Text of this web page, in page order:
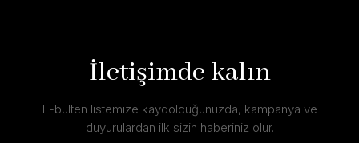
İletişimde kalın
E-bülten listemize kaydolduğunuzda, kampanya ve
duyurulardan ilk sizin haberiniz olur.